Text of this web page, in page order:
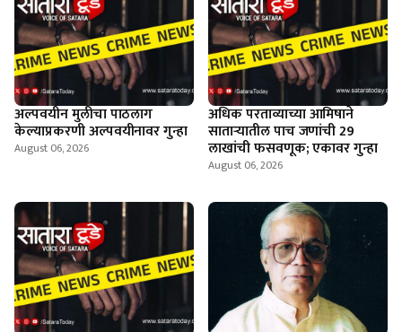
अल्पवयीन मुलीचा पाठलाग
केल्याप्रकरणी अल्पवयीनावर गुन्हा
August 06, 2026
अधिक परताव्याच्या आमिषाने
साताऱ्यातील पाच जणांची 29
लाखांची फसवणूक; एकावर गुन्हा
August 06, 2026